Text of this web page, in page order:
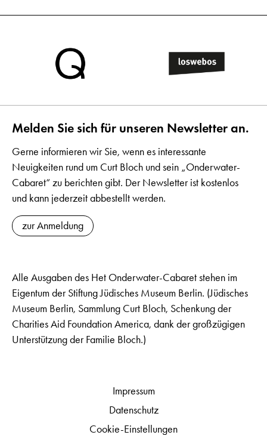
Melden Sie sich für unseren Newsletter an.
Gerne informieren wir Sie, wenn es interessante
Neuigkeiten rund um Curt Bloch und sein „Onderwater-
Cabaret“ zu berichten gibt. Der Newsletter ist kostenlos
und kann jederzeit abbestellt werden.
zur Anmeldung
Alle Ausgaben des Het Onderwater-Cabaret stehen im
Eigentum der Stiftung Jüdisches Museum Berlin. (Jüdisches
Museum Berlin, Sammlung Curt Bloch, Schenkung der
Charities Aid Foundation America, dank der großzügigen
Unterstützung der Familie Bloch.)
Impressum
Datenschutz
Cookie-Einstellungen